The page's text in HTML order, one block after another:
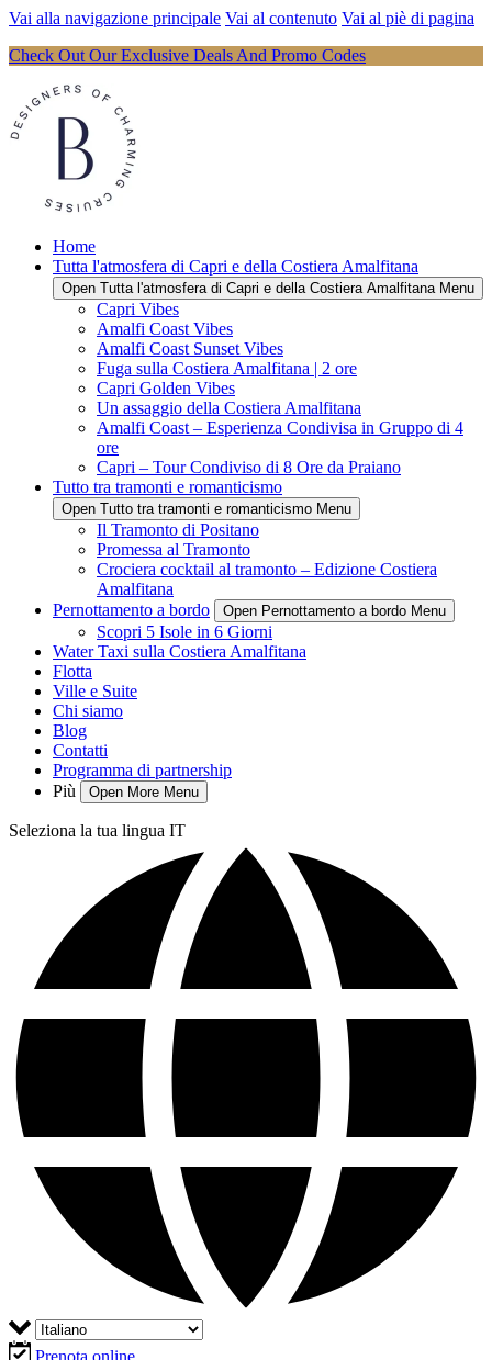
Vai alla navigazione principale Vai al contenuto Vai al piè di pagina
Check Out Our Exclusive Deals And Promo Codes
Home
Tutta l'atmosfera di Capri e della Costiera Amalfitana
Open Tutta l'atmosfera di Capri e della Costiera Amalfitana Menu
Capri Vibes
Amalfi Coast Vibes
Amalfi Coast Sunset Vibes
Fuga sulla Costiera Amalfitana | 2 ore
Capri Golden Vibes
Un assaggio della Costiera Amalfitana
Amalfi Coast – Esperienza Condivisa in Gruppo di 4
ore
Capri – Tour Condiviso di 8 Ore da Praiano
Tutto tra tramonti e romanticismo
Open Tutto tra tramonti e romanticismo Menu
Il Tramonto di Positano
Promessa al Tramonto
Crociera cocktail al tramonto – Edizione Costiera
Amalfitana
Pernottamento a bordo
Open Pernottamento a bordo Menu
Scopri 5 Isole in 6 Giorni
Water Taxi sulla Costiera Amalfitana
Flotta
Ville e Suite
Chi siamo
Blog
Contatti
Programma di partnership
Più
Open More Menu
Seleziona la tua lingua IT
Prenota online